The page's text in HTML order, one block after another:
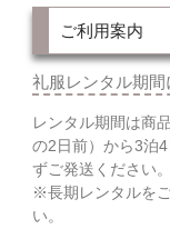
ご利用案内
礼服レンタル期間
レンタル期間は商
の2日前）から3泊
ずご発送ください。
※長期レンタルを
い。